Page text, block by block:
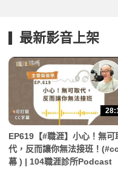
最新影音上架
EP619【#職涯】小心！無可
代，反而讓你無法接班！
幕 ) | 104職涯診所Podcast